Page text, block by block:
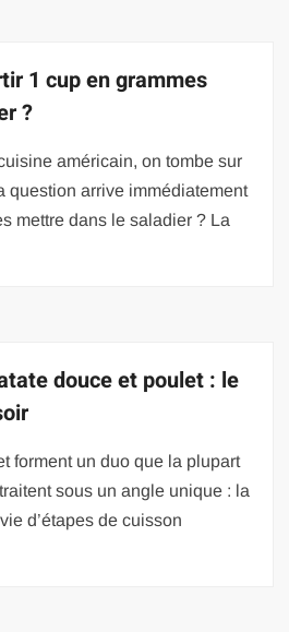
1 cup en grammes
?
américain, on tombe sur
question arrive immédiatement
mettre dans le saladier ? La
douce et poulet : le
forment un duo que la plupart
sous un angle unique : la
d’étapes de cuisson